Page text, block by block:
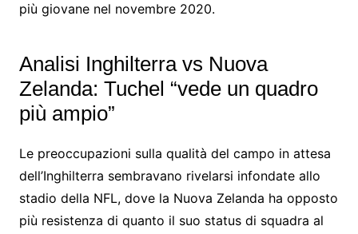
più giovane nel novembre 2020.
Analisi Inghilterra vs Nuova
Zelanda: Tuchel “vede un quadro
più ampio”
Le preoccupazioni sulla qualità del campo in attesa
dell’Inghilterra sembravano rivelarsi infondate allo
stadio della NFL, dove la Nuova Zelanda ha opposto
più resistenza di quanto il suo status di squadra al